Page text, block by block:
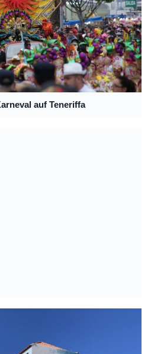
auf Teneriffa